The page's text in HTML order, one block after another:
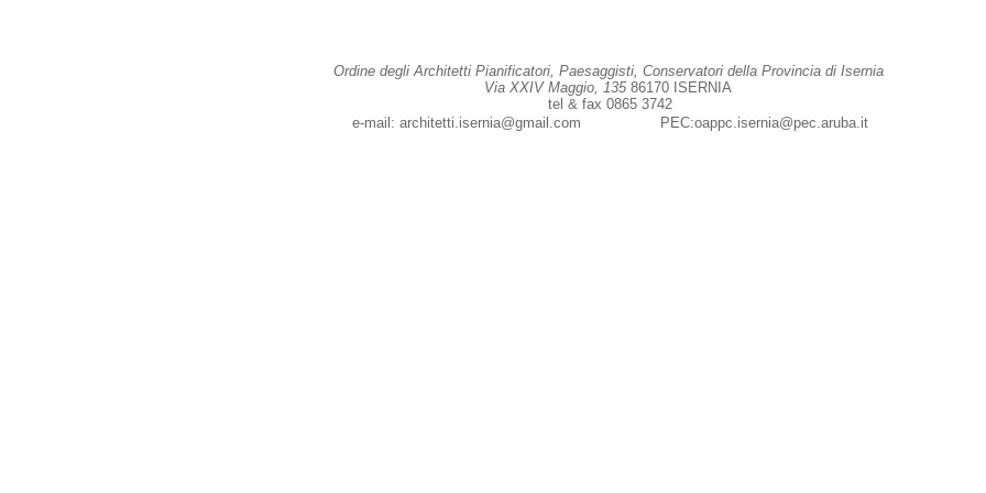
Ordine degli Architetti Pianificatori, Paesaggisti, Conservatori della Provincia di Isernia
Via XXIV Maggio, 13586170 ISERNIA
tel & fax 0865 3742
e-mail: architetti.isernia@gmail.com PEC:oappc.isernia@pec.aruba.it